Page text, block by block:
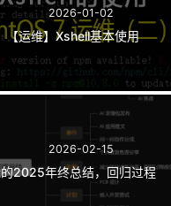
2026-01-02
【运维】Xshell基本使用
2026-02-15
2025年终总结，回归过程